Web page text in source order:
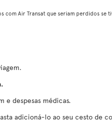
Air Transat que seriam perdidos se
e despesas médicas.
adicioná-lo ao seu cesto de